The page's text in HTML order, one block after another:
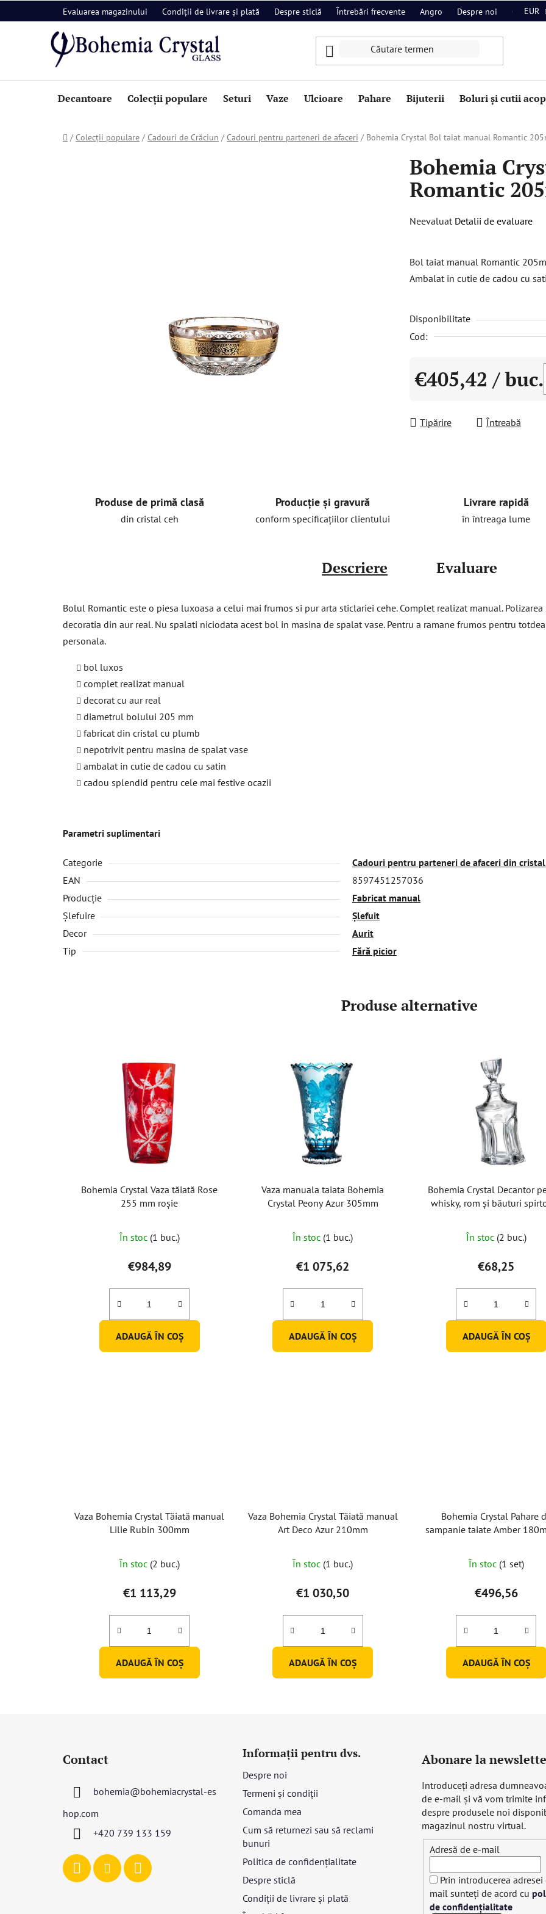
la
Evaluarea magazinului Condiții de livrare și plată Despre sticlă Întrebări frecvente Angro Despre noi Contact
EUR
Decantoare Colecții populare Seturi Vaze Ulcioare Pahare Bijuterii Boluri și cutii
Acasă
/ Colecții populare / Cadouri de Crăciun / Cadouri pentru parteneri de afaceri / Bohemia Crystal Bol taiat manual Romantic
Bohemia
Romantic
Evaluarea
produsului
este
din
5
Neevaluat Detalii de evaluare
Bol taiat manual Romantic
Ambalat in cutie de cadou cu
Disponibilitate
Cod:
€405,42 / buc.
Tipărire
Întreabă
Produse de primă clasă
din cristal ceh
Producție și gravură
conform specificațiilor clientului
Livrare rapidă
în întreaga lume
Descriere Evaluare
Bolul Romantic este o piesa luxoasa a celui mai frumos si pur arta sticlariei cehe. Complet realizat manual.
decoratia din aur real. Nu spalati niciodata acest bol in masina de spalat vase. Pentru a ramane frumos pentru
personala.
bol luxos
complet realizat manual
decorat cu aur real
diametrul bolului 205 mm
fabricat din cristal cu plumb
nepotrivit pentru masina de spalat vase
ambalat in cutie de cadou cu satin
cadou splendid pentru cele mai festive ocazii
Parametri suplimentari
Categorie
Cadouri pentru parteneri de afaceri din
EAN
8597451257036
Producție
Fabricat manual
Șlefuire
Șlefuit
Decor
Aurit
Tip
Fără picior
Produse alternative
Bohemia Crystal Vaza tăiată Rose
255 mm roșie
În stoc (1 buc.)
€984,89
ADAUGĂ ÎN COŞ
Vaza manuala taiata Bohemia
Crystal Peony Azur 305mm
În stoc (1 buc.)
€1 075,62
ADAUGĂ ÎN COŞ
Bohemia Crystal Decantor
whisky, rom și băuturi
În stoc (2 buc.)
€68,25
ADAUGĂ ÎN COŞ
Vaza Bohemia Crystal Tăiată manual
Lilie Rubin 300mm
În stoc (2 buc.)
€1 113,29
ADAUGĂ ÎN COŞ
Vaza Bohemia Crystal Tăiată manual
Art Deco Azur 210mm
În stoc (1 buc.)
€1 030,50
ADAUGĂ ÎN COŞ
Bohemia Crystal Pahare
sampanie taiate Amber
În stoc (1 set)
€496,56
ADAUGĂ ÎN COŞ
Contact
bohemia@bohemiacrystal-es
hop.com
+420 739 133 159
Informații pentru dvs.
Despre noi
Termeni și condiții
Comanda mea
Cum să returnezi sau să reclami
bunuri
Politica de confidențialitate
Despre sticlă
Condiții de livrare și plată
Abonare la
Introduceţi adresa
de e-mail şi vă vom trimite
despre produsele noi
magazinul nostru virtual.
Adresă de e-mail
Prin introducerea adresei
mail sunteți de acord cu
de confidențialitate